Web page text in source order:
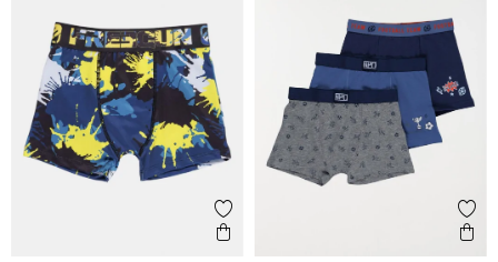
Ajouter aux favoris
Aperçu rapide